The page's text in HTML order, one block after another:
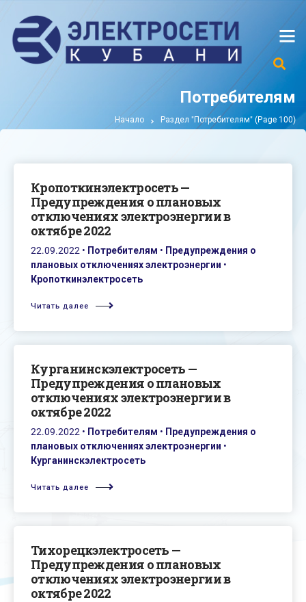
Потребителям
Начало Раздел "Потребителям" (Page 100)
Кропоткинэлектросеть —
Предупреждения о плановых
отключениях электроэнергии в
октябре 2022
22.09.2022 • Потребителям • Предупреждения о
плановых отключениях электроэнергии •
Кропоткинэлектросеть
Читать далее
Курганинскэлектросеть —
Предупреждения о плановых
отключениях электроэнергии в
октябре 2022
22.09.2022 • Потребителям • Предупреждения о
плановых отключениях электроэнергии •
Курганинскэлектросеть
Читать далее
Тихорецкэлектросеть —
Предупреждения о плановых
отключениях электроэнергии в
октябре 2022